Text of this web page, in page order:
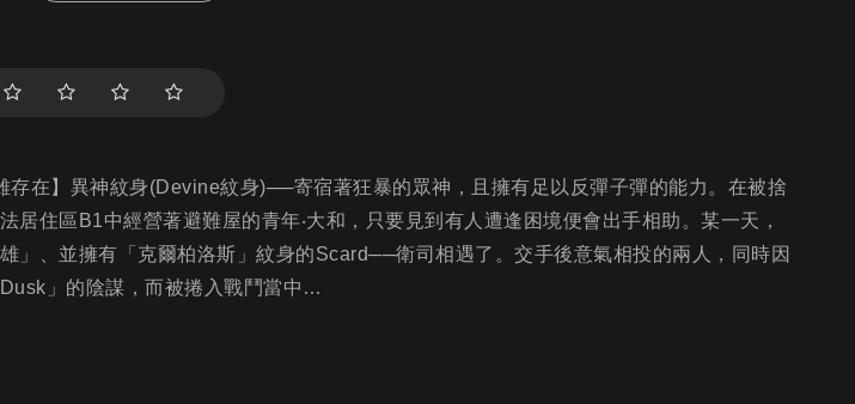
存在】異神紋身(Devine紋身)──寄宿著狂暴的眾神，且擁有足以反彈子彈的能力。在被捨
居住區B1中經營著避難屋的青年‧大和，只要見到有人遭逢困境便會出手相助。某一天，
」、並擁有「克爾柏洛斯」紋身的Scard──衛司相遇了。交手後意氣相投的兩人，同時因
」的陰謀，而被捲入戰鬥當中…